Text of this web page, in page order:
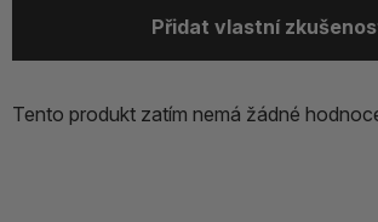
Přidat vlastní
Tento produkt zatím nemá žádné